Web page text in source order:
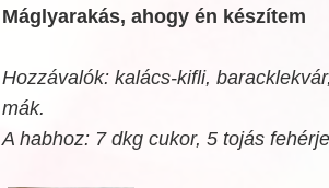
Máglyarakás, ahogy én készítem
Hozzávalók: kalács-kifli,
mák.
A habhoz: 7 dkg cukor, 5 tojás fehérje